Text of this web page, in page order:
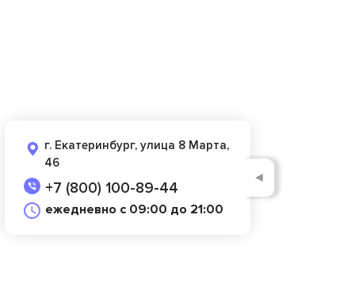
г. Екатеринбург, улица 8 Марта,
46
+7 (800) 100-89-44
ежедневно с 09:00 до 21:00
◄